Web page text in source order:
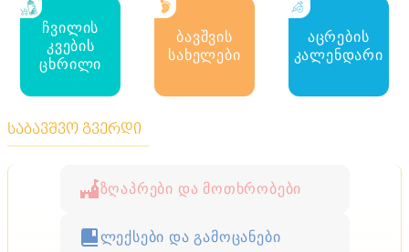
ჩვილის
კვების
ცხრილი
ბავშვის
სახელები
აცრების
კალენდარი
საბავშვო გვერდი
ზღაპრები და მოთხრობები
ლექსები და გამოცანები